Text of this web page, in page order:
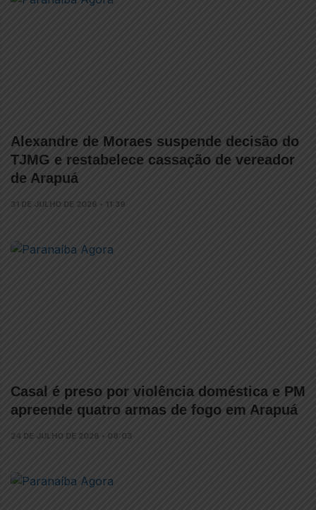
Alexandre de Moraes suspende decisão do
TJMG e restabelece cassação de vereador
de Arapuá
31 DE JULHO DE 2026 • 11:39
Casal é preso por violência doméstica e PM
apreende quatro armas de fogo em Arapuá
24 DE JULHO DE 2026 • 08:03